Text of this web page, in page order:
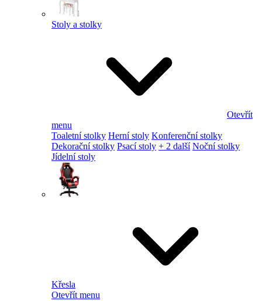
Stoly a stolky
Otevřít
menu
Toaletní stolky Herní stoly Konferenční stolky
Dekorační stolky Psací stoly + 2 další Noční stolky
Jídelní stoly
Křesla
Otevřít menu